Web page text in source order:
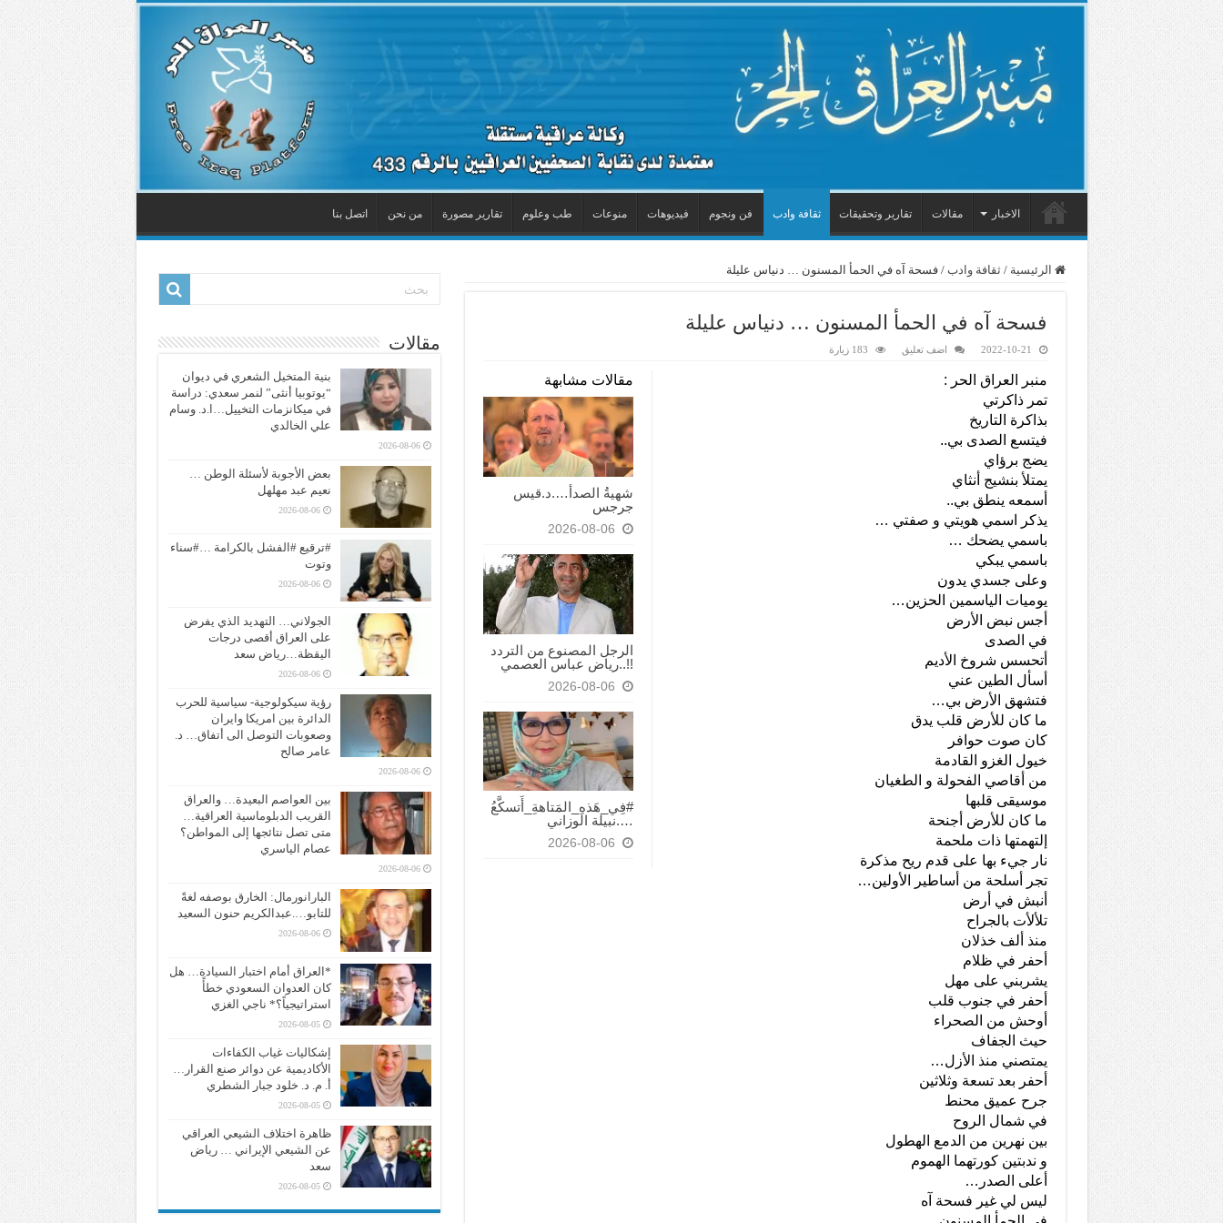
الاخبار مقالات تقارير وتحقيقات ثقافة وادب فن ونجوم فيديوهات منوعات طب وعلوم تقارير مصورة من نحن اتصل بنا
الرئيسية / ثقافة وادب / فسحة آه في الحمأ المسنون … دنياس عليلة
فسحة آه في الحمأ المسنون … دنياس عليلة
2022-10-21 اضف تعليق 183 زيارة
مقالات مشابهة
شهيةُ الصدأ….د.قيس
جرجس
2026-08-06
الرجل المصنوع من التردد
!!..رياض عباس العصمي
2026-08-06
#فِي_هَذهِ_المَتاهةِ_أَتسكَّعُ
….نبيلة الوزاني
2026-08-06
منبر العراق الحر :
تمر ذاكرتي
بذاكرة التاريخ
فيتسع الصدى بي..
يضج برؤاي
يمتلأ بنشيج أنثاي
أسمعه ينطق بي..
يذكر اسمي هويتي و صفتي …
باسمي يضحك …
باسمي يبكي
وعلى جسدي يدون
يوميات الياسمين الحزين…
أجس نبض الأرض
في الصدى
أتحسس شروخ الأديم
أسأل الطين عني
فتشهق الأرض بي…
ما كان للأرض قلب يدق
كان صوت حوافر
خيول الغزو القادمة
من أقاصي الفحولة و الطغيان
موسيقى قلبها
ما كان للأرض أجنحة
إلتهمتها ذات ملحمة
نار جيء بها على قدم ريح مذكرة
تجر أسلحة من أساطير الأولين…
أنبش في أرض
تلألأت بالجراح
منذ ألف خذلان
أحفر في ظلام
يشربني على مهل
أحفر في جنوب قلب
أوحش من الصحراء
حيث الجفاف
يمتصني منذ الأزل…
أحفر بعد تسعة وثلاثين
جرح عميق محنط
في شمال الروح
بين نهرين من الدمع الهطول
و ندبتين كورتهما الهموم
أعلى الصدر…
ليس لي غير فسحة آه
مقالات
بنية المتخيل الشعري في ديوان
“يوتوبيا أنثى” لنمر سعدي: دراسة
في ميكانزمات التخييل…ا.د. وسام
علي الخالدي
2026-08-06
بعض الأجوبة لأسئلة الوطن …
نعيم عبد مهلهل
2026-08-06
#ترقيع #الفشل بالكرامة …#سناء
وتوت
2026-08-06
الجولاني… التهديد الذي يفرض
على العراق أقصى درجات
اليقظة…رياض سعد
2026-08-06
رؤية سيكولوجية- سياسية للحرب
الدائرة بين امريكا وايران
وصعوبات التوصل الى أتفاق… د.
عامر صالح
2026-08-06
بين العواصم البعيدة… والعراق
القريب الدبلوماسية العراقية…
متى تصل نتائجها إلى المواطن؟
عصام الياسري
2026-08-06
البارانورمال: الخارق بوصفه لغةً
للتابو….عبدالكريم حنون السعيد
2026-08-06
*العراق أمام اختبار السيادة… هل
كان العدوان السعودي خطأً
استراتيجياً؟* ناجي الغزي
2026-08-05
إشكاليات غياب الكفاءات
الأكاديمية عن دوائر صنع القرار…
أ. م. د. خلود جبار الشطري
2026-08-05
ظاهرة اختلاف الشيعي العراقي
عن الشيعي الإيراني … رياض
سعد
2026-08-05